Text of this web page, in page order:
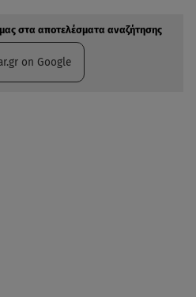
στα αποτελέσματα αναζήτησης
on Google